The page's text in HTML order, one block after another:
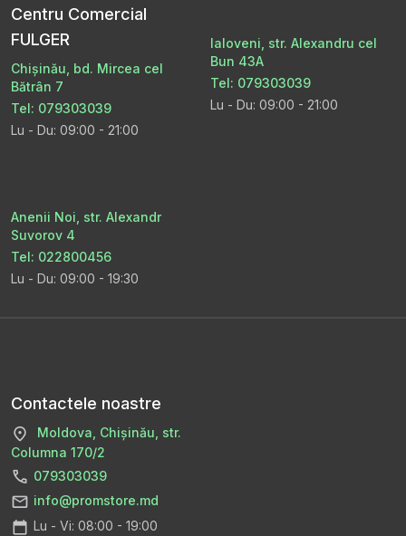
Centru Comercial
FULGER
Chișinău, bd. Mircea cel
Bătrân 7
Tel: 079303039
Lu - Du: 09:00 - 21:00
Ialoveni, str. Alexandru cel
Bun 43A
Tel: 079303039
Lu - Du: 09:00 - 21:00
Anenii Noi, str. Alexandr
Suvorov 4
Tel: 022800456
Lu - Du: 09:00 - 19:30
Contactele noastre
Moldova, Chișinău, str.
Columna 170/2
079303039
info@promstore.md
Lu - Vi: 08:00 - 19:00